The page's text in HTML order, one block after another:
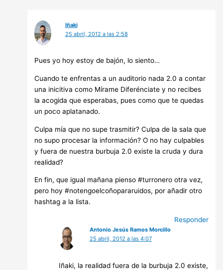
Iñaki
25 abril, 2012 a las 2:58
Pues yo hoy estoy de bajón, lo siento…
Cuando te enfrentas a un auditorio nada 2.0 a contar
una inicitiva como Mírame Diferénciate y no recibes
la acogida que esperabas, pues como que te quedas
un poco aplatanado.
Culpa mía que no supe trasmitir? Culpa de la sala que
no supo procesar la información? O no hay culpables
y fuera de nuestra burbuja 2.0 existe la cruda y dura
realidad?
En fin, que igual mañana pienso #turronero otra vez,
pero hoy #notengoelcoñopararuidos, por añadir otro
hashtag a la lista.
Responder
Antonio Jesús Ramos Morcillo
25 abril, 2012 a las 4:07
Iñaki, la realidad fuera de la burbuja 2.0 existe,